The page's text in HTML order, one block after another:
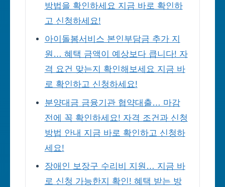
방법을 확인하세요 지금 바로 확인하
고 신청하세요!
아이돌봄서비스 본인부담금 추가 지
원… 혜택 금액이 예상보다 큽니다! 자
격 요건 맞는지 확인해보세요 지금 바
로 확인하고 신청하세요!
분양대금 금융기관 협약대출… 마감
전에 꼭 확인하세요! 자격 조건과 신청
방법 안내 지금 바로 확인하고 신청하
세요!
장애인 보장구 수리비 지원… 지금 바
로 신청 가능한지 확인! 혜택 받는 방